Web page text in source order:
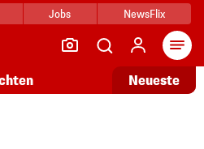
Jobs NewsFlix
Neueste